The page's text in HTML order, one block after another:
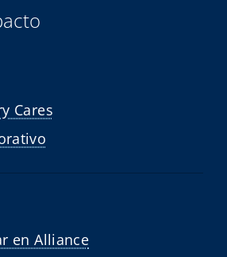
Cares
en Alliance